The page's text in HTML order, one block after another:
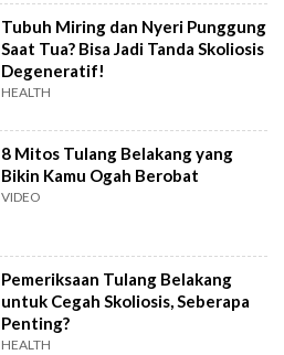
Tubuh Miring dan Nyeri Punggung
Saat Tua? Bisa Jadi Tanda Skoliosis
Degeneratif!
HEALTH
8 Mitos Tulang Belakang yang
Bikin Kamu Ogah Berobat
VIDEO
Pemeriksaan Tulang Belakang
untuk Cegah Skoliosis, Seberapa
Penting?
HEALTH